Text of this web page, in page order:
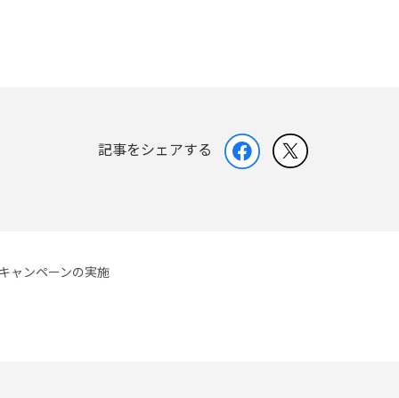
記事をシェアする
ャンペーンの実施